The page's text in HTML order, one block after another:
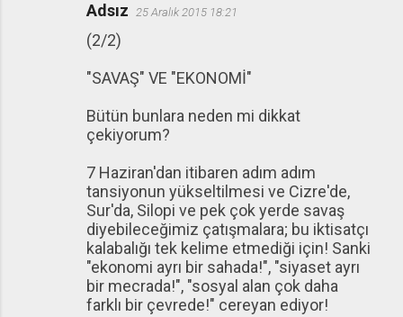
Adsız 25 Aralık 2015 18:21
(2/2)
"SAVAŞ" VE "EKONOMİ"
Bütün bunlara neden mi dikkat
çekiyorum?
7 Haziran'dan itibaren adım adım
tansiyonun yükseltilmesi ve Cizre'de,
Sur'da, Silopi ve pek çok yerde savaş
diyebileceğimiz çatışmalara; bu iktisatçı
kalabalığı tek kelime etmediği için! Sanki
"ekonomi ayrı bir sahada!", "siyaset ayrı
bir mecrada!", "sosyal alan çok daha
farklı bir çevrede!" cereyan ediyor!